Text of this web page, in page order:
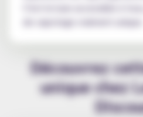
C'est le luxe accessible à
de vapotage vraiment unique.
Découvrez
unique chez